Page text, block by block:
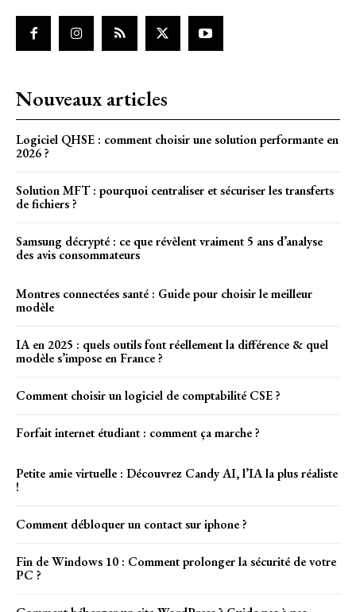
Nouveaux articles
Logiciel QHSE : comment choisir une solution performante en
2026 ?
Solution MFT : pourquoi centraliser et sécuriser les transferts
de fichiers ?
Samsung décrypté : ce que révèlent vraiment 5 ans d’analyse
des avis consommateurs
Montres connectées santé : Guide pour choisir le meilleur
modèle
IA en 2025 : quels outils font réellement la différence & quel
modèle s’impose en France ?
Comment choisir un logiciel de comptabilité CSE ?
Forfait internet étudiant : comment ça marche ?
Petite amie virtuelle : Découvrez Candy AI, l’IA la plus réaliste
!
Comment débloquer un contact sur iphone ?
Fin de Windows 10 : Comment prolonger la sécurité de votre
PC ?